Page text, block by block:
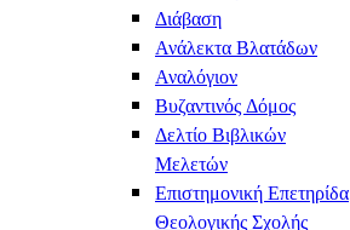
Διάβαση
Ανάλεκτα Βλατάδων
Αναλόγιον
Βυζαντινός Δόμος
Δελτίο Βιβλικών
Μελετών
Επιστημονική Επετηρίδα
Θεολογικής Σχολής